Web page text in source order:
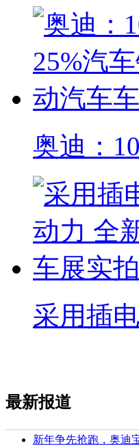
奥迪：
采用插
最新报道
新年争先抢跑，奥迪